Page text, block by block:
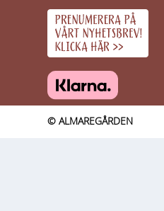
© ALMAREGÅRDEN